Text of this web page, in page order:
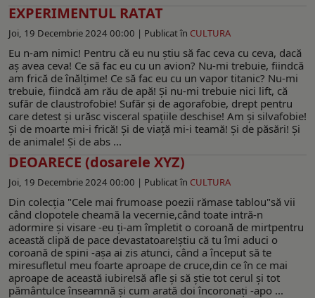
EXPERIMENTUL RATAT
Joi, 19 Decembrie 2024 00:00 | Publicat în CULTURA
Eu n-am nimic! Pentru că eu nu ştiu să fac ceva cu ceva, dacă
aş avea ceva! Ce să fac eu cu un avion? Nu-mi trebuie, fiindcă
am frică de înălţime! Ce să fac eu cu un vapor titanic? Nu-mi
trebuie, fiindcă am rău de apă! Şi nu-mi trebuie nici lift, că
sufăr de claustrofobie! Sufăr şi de agorafobie, drept pentru
care detest şi urăsc visceral spaţiile deschise! Am şi silvafobie!
Şi de moarte mi-i frică! Şi de viaţă mi-i teamă! Şi de păsări! Şi
de animale! Şi de abs ...
DEOARECE (dosarele XYZ)
Joi, 19 Decembrie 2024 00:00 | Publicat în CULTURA
Din colecția "Cele mai frumoase poezii rămase tablou"să vii
când clopotele cheamă la vecernie,când toate intră-n
adormire şi visare -eu ţi-am împletit o coroană de mirtpentru
această clipă de pace devastatoare!știu că tu îmi aduci o
coroană de spini -aşa ai zis atunci, când a început să te
miresufletul meu foarte aproape de cruce,din ce în ce mai
aproape de această iubire!să afle şi să ştie tot cerul şi tot
pământulce înseamnă şi cum arată doi încoronaţi -apo ...